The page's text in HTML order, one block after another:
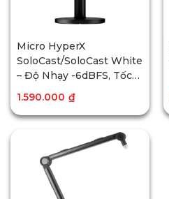
Micro HyperX
SoloCast/SoloCast White
– Độ Nhạy -6dBFS, Tốc
Độ Lấy Mẫu 48kHz
1.590.000 ₫